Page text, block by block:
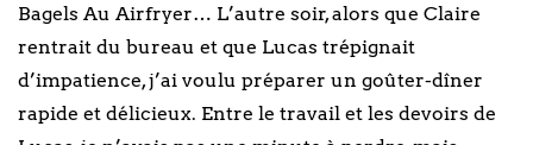
Bagels Au Airfryer… L’autre soir, alors que Claire
rentrait du bureau et que Lucas trépignait
d’impatience, j’ai voulu préparer un goûter-dîner
rapide et délicieux. Entre le travail et les devoirs de